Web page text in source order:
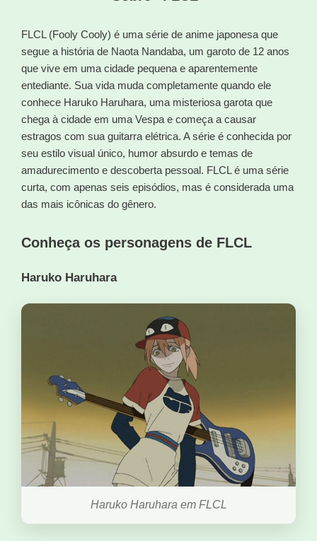
FLCL (Fooly Cooly) é uma série de anime japonesa que
segue a história de Naota Nandaba, um garoto de 12 anos
que vive em uma cidade pequena e aparentemente
entediante. Sua vida muda completamente quando ele
conhece Haruko Haruhara, uma misteriosa garota que
chega à cidade em uma Vespa e começa a causar
estragos com sua guitarra elétrica. A série é conhecida por
seu estilo visual único, humor absurdo e temas de
amadurecimento e descoberta pessoal. FLCL é uma série
curta, com apenas seis episódios, mas é considerada uma
das mais icônicas do gênero.
Conheça os personagens de FLCL
Haruko Haruhara
Haruko Haruhara em FLCL